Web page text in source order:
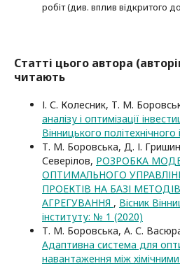
робіт (див. вплив відкритого
Статті цього автора
читають
І. С. Колесник, Т. М.
аналізу і оптимізації
Вінницького
Т. М. Боровська, Д. І.
Северілов, РОЗРОБКА
ОПТИМАЛЬНОГО
ПРОЕКТІВ НА БАЗІ
АГРЕГУВАННЯ , Вісник
інституту: № 1 (2020)
Т. М. Боровська, А. С.
Адаптивна система для
навантаження між